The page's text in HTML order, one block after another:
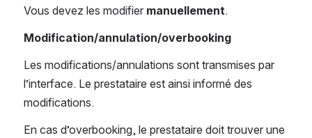
Vous devez les modifier manuellement.
Modification/annulation/overbooking
Les modifications/annulations sont transmises par
l’interface. Le prestataire est ainsi informé des
modifications.
En cas d’overbooking, le prestataire doit trouver une